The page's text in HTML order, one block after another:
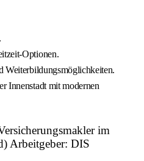
Optionen.
Innenstadt mit modernen
im
Arbeitgeber: DIS